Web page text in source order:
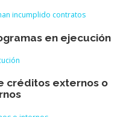
incumplido contratos
en ejecución
créditos externos o